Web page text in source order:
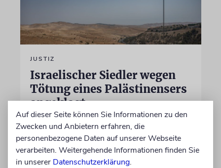
JUSTIZ
Israelischer Siedler wegen
Tötung eines Palästinensers
angeklagt
Der getötete Aktivist setzte sich gegen
Siedlergewalt ein und war an dem Oscar-
prämierten Film »No Other Land« beteiligt.
Jetzt steht der mutmaßliche Täter vor Gericht
Auf dieser Seite können Sie Informationen zu den
Zwecken und Anbietern erfahren, die
personenbezogene Daten auf unserer Webseite
verarbeiten. Weitergehende Informationen finden Sie
in unserer Datenschutzerklärung.